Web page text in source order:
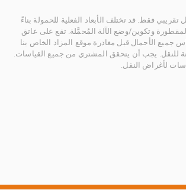
فقط. قد تختلف الأبعاد الفعلية للحمولة بناءً
وتكوين/وضع الآلة المُحمَّلة. تقع على عاتق
جميع الأحمال قبل مغادرة موقع المزاد الخاص بنا
للنقل. يجب أن يتحقق المشتري من جميع القياسات.
لأغراض النقل.